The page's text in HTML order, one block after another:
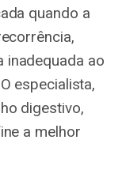
quando a
inadequada ao
especialista,
digestivo,
a melhor